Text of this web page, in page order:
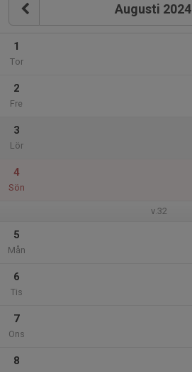
Augusti 2024
1
Tor
2
Fre
3
Lör
4
Sön
v.32
5
Mån
6
Tis
7
Ons
8